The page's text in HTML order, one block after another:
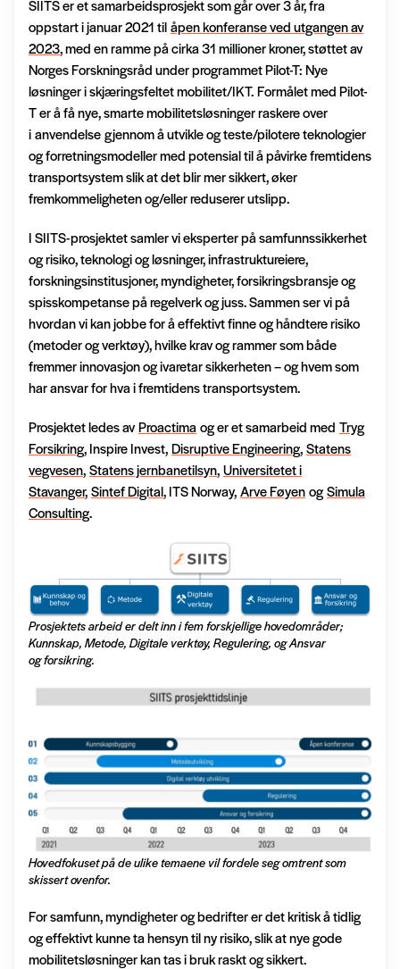
SIITS er et samarbeidsprosjekt som går over 3 år, fra
oppstart i januar 2021 tilåpen konferanse ved utgangen av
2023, med en ramme på cirka 31 millioner kroner, støttet av
Norges Forskningsråd under programmet Pilot-T: Nye
løsninger i skjæringsfeltet mobilitet/IKT. Formålet med Pilot-
T er å få nye, smarte mobilitetsløsninger raskere over
i anvendelse gjennom å utvikle og teste/pilotere teknologier
og forretningsmodeller med potensial til å påvirke fremtidens
transportsystem slik at det blir mer sikkert, øker
fremkommeligheten og/eller reduserer utslipp.
I SIITS-prosjektet samler vi eksperter på samfunnssikkerhet
og risiko, teknologi og løsninger, infrastruktureiere,
forskningsinstitusjoner, myndigheter, forsikringsbransje og
spisskompetanse på regelverk og juss. Sammen ser vi på
hvordan vi kan jobbe for å effektivt finne og håndtere risiko
(metoder og verktøy), hvilke krav og rammer som både
fremmer innovasjon og ivaretar sikkerheten – og hvem som
har ansvar for hva i fremtidens transportsystem.
Prosjektet ledes avProactima og er et samarbeid med Tryg
Forsikring, Inspire Invest,Disruptive Engineering,Statens
vegvesen,Statens jernbanetilsyn,Universitetet i
Stavanger,Sintef Digital, ITS Norway,Arve FøyenogSimula
Consulting.
Prosjektets arbeid er delt inn i fem forskjellige hovedområder;
Kunnskap, Metode, Digitale verktøy, Regulering, og Ansvar
og forsikring.
Hovedfokuset på de ulike temaene vil fordele seg omtrent som
skissert ovenfor.
For samfunn, myndigheter og bedrifter er det kritisk å tidlig
og effektivt kunne ta hensyn til ny risiko, slik at nye gode
mobilitetsløsninger kan tas i bruk raskt og sikkert.